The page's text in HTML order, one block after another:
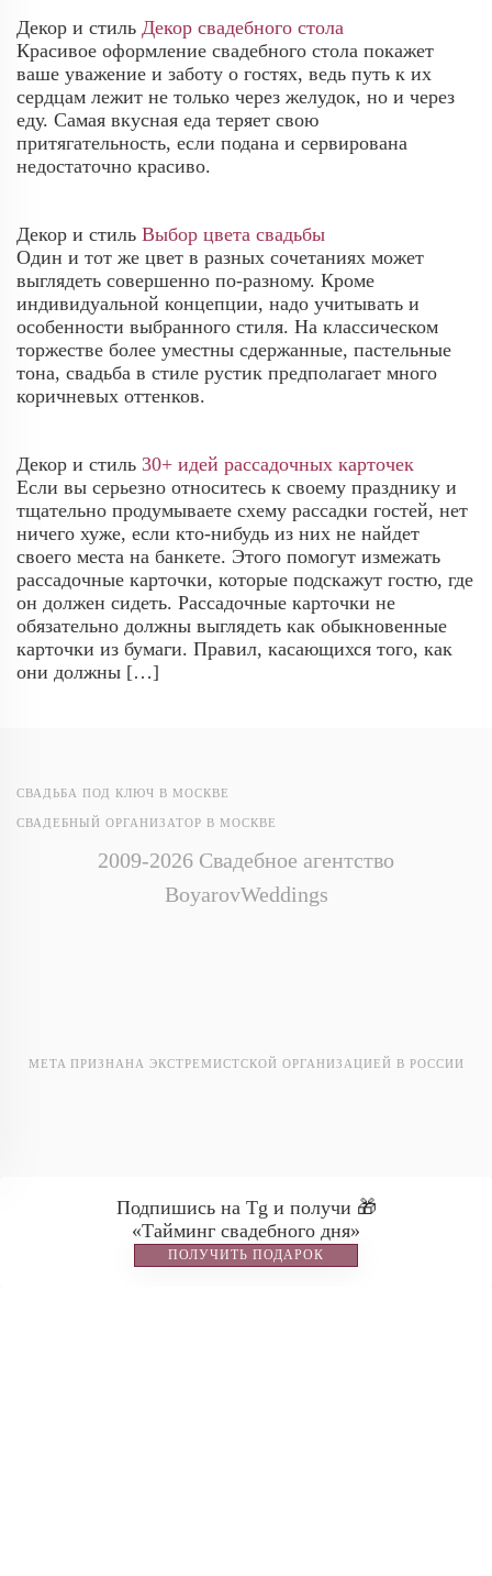
Декор и стиль Декор свадебного стола
Красивое оформление свадебного стола покажет
ваше уважение и заботу о гостях, ведь путь к их
сердцам лежит не только через желудок, но и через
еду. Самая вкусная еда теряет свою
притягательность, если подана и сервирована
недостаточно красиво.
Декор и стиль Выбор цвета свадьбы
Один и тот же цвет в разных сочетаниях может
выглядеть совершенно по-разному. Кроме
индивидуальной концепции, надо учитывать и
особенности выбранного стиля. На классическом
торжестве более уместны сдержанные, пастельные
тона, свадьба в стиле рустик предполагает много
коричневых оттенков.
Декор и стиль 30+ идей рассадочных карточек
Если вы серьезно относитесь к своему празднику и
тщательно продумываете схему рассадки гостей, нет
ничего хуже, если кто-нибудь из них не найдет
своего места на банкете. Этого помогут измежать
рассадочные карточки, которые подскажут гостю, где
он должен сидеть. Рассадочные карточки не
обязательно должны выглядеть как обыкновенные
карточки из бумаги. Правил, касающихся того, как
они должны […]
СВАДЬБА ПОД КЛЮЧ В МОСКВЕ
СВАДЕБНЫЙ ОРГАНИЗАТОР В МОСКВЕ
2009-2026 Свадебное агентство
BoyarovWeddings
META ПРИЗНАНА ЭКСТРЕМИСТСКОЙ ОРГАНИЗАЦИЕЙ В РОССИИ
Подпишись на Tg и получи 🎁
«Тайминг свадебного дня»
ПОЛУЧИТЬ ПОДАРОК